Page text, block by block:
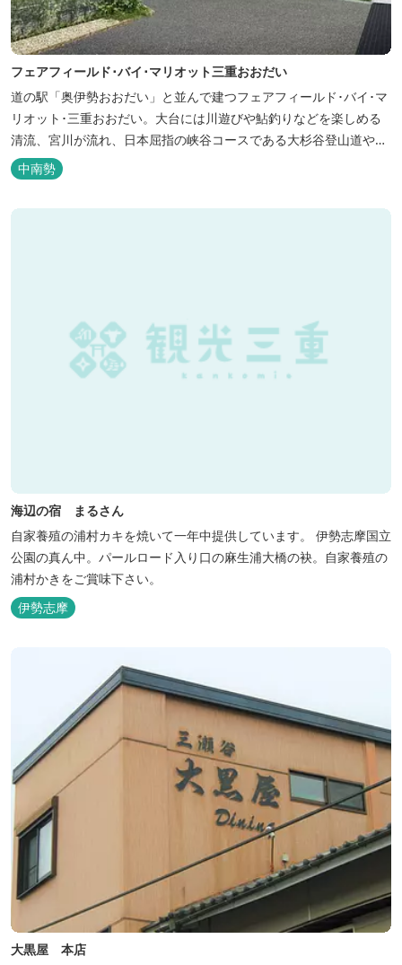
フェアフィールド･バイ･マリオット三重おおだい
道の駅「奥伊勢おおだい」と並んで建つフェアフィールド･バイ･マ
リオット･三重おおだい。大台には川遊びや鮎釣りなどを楽しめる
清流、宮川が流れ、日本屈指の峡谷コースである大杉谷登山道や、
登山初心者から楽しめる総門山など、表情豊かな山々が連なりま
す。 日本の滝百選に選ばれている七ッ釜滝など、大自然が作り出す
中南勢
海辺の宿 まるさん
自家養殖の浦村カキを焼いて一年中提供しています。 伊勢志摩国立
公園の真ん中。パールロード入り口の麻生浦大橋の袂。自家養殖の
浦村かきをご賞味下さい。
伊勢志摩
大黒屋 本店